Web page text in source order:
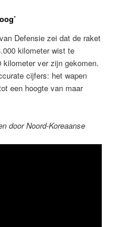
Defensie zei dat de raket
kilometer wist te
ver zijn gekomen.
cijfers: het wapen
een hoogte van maar
door Noord-Koreaanse